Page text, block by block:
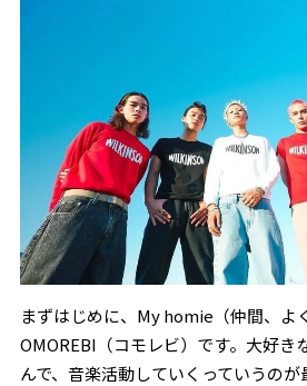
まずはじめに、My homie（仲間、よ
OMOREBI（コモレビ）です。大好き
んで、音楽活動していくっていうの